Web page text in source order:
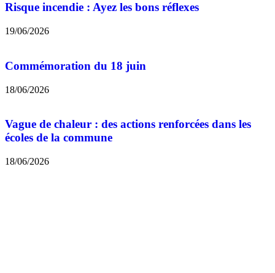
Risque incendie : Ayez les bons réflexes
19/06/2026
Commémoration du 18 juin
18/06/2026
Vague de chaleur : des actions renforcées dans les
écoles de la commune
18/06/2026